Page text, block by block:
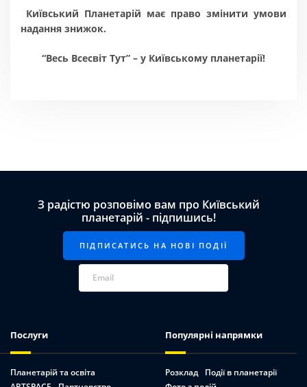
Київський Планетарій має право змінити умови
надання знижок.
“Весь Всесвіт Тут” – у Київському планетарії!
З радістю розповімо вам про Київський
планетарій - підпишись!
Послуги
Планетарій та освіта
Популярні напрямки
Розклад
Події в планетарії